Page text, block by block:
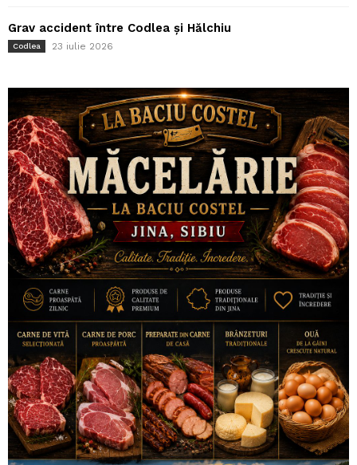
Grav accident între Codlea și Hălchiu
Codlea 23 iulie 2026